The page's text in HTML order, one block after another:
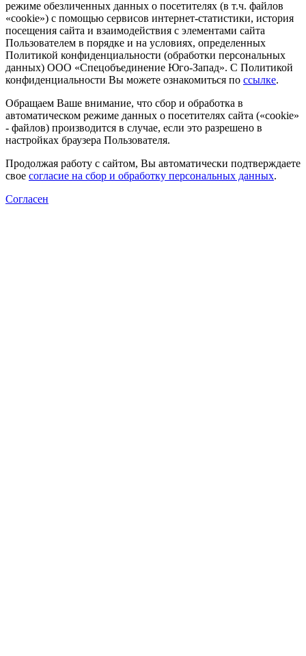
режиме обезличенных данных о посетителях (в т.ч. файлов
«cookie») с помощью сервисов интернет-статистики, история
посещения сайта и взаимодействия с элементами сайта
Пользователем в порядке и на условиях, определенных
Политикой конфиденциальности (обработки персональных
данных) ООО «Спецобъединение Юго-Запад». С Политикой
конфиденциальности Вы можете ознакомиться по ссылке.
Обращаем Ваше внимание, что сбор и обработка в
автоматическом режиме данных о посетителях сайта («cookie»
- файлов) производится в случае, если это разрешено в
настройках браузера Пользователя.
Продолжая работу с сайтом, Вы автоматически подтверждаете
свое согласие на сбор и обработку персональных данных.
Согласен